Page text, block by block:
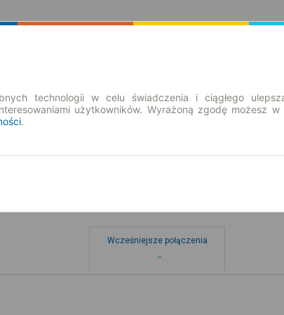
Solec Kujawski
Wcześniejsze połączenia
technologii w celu świadczenia i ciągłego
użytkowników. Wyrażoną zgodę możesz
.